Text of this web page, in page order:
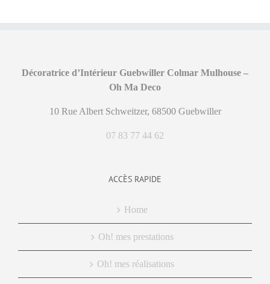
Décoratrice d’Intérieur Guebwiller Colmar Mulhouse –
Oh Ma Deco
10 Rue Albert Schweitzer, 68500 Guebwiller
07 83 77 44 62
ACCÈS RAPIDE
Home
Oh! mes prestations
Oh! mes réalisations